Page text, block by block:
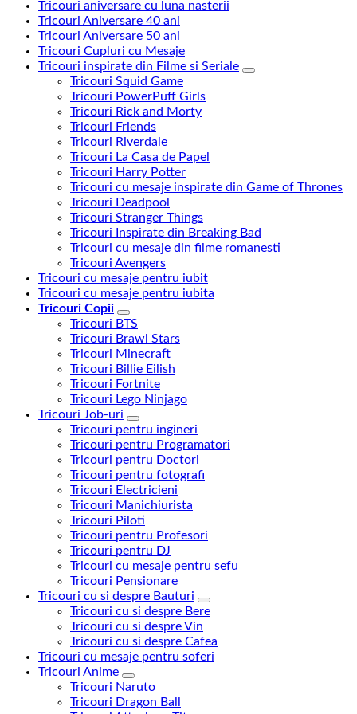
Tricouri aniversare cu luna nasterii
Tricouri Aniversare 40 ani
Tricouri Aniversare 50 ani
Tricouri Cupluri cu Mesaje
Tricouri inspirate din Filme si Seriale
Tricouri Squid Game
Tricouri PowerPuff Girls
Tricouri Rick and Morty
Tricouri Friends
Tricouri Riverdale
Tricouri La Casa de Papel
Tricouri Harry Potter
Tricouri cu mesaje inspirate din Game of Thrones
Tricouri Deadpool
Tricouri Stranger Things
Tricouri Inspirate din Breaking Bad
Tricouri cu mesaje din filme romanesti
Tricouri Avengers
Tricouri cu mesaje pentru iubit
Tricouri cu mesaje pentru iubita
Tricouri Copii
Tricouri BTS
Tricouri Brawl Stars
Tricouri Minecraft
Tricouri Billie Eilish
Tricouri Fortnite
Tricouri Lego Ninjago
Tricouri Job-uri
Tricouri pentru ingineri
Tricouri pentru Programatori
Tricouri pentru Doctori
Tricouri pentru fotografi
Tricouri Electricieni
Tricouri Manichiurista
Tricouri Piloti
Tricouri pentru Profesori
Tricouri pentru DJ
Tricouri cu mesaje pentru sefu
Tricouri Pensionare
Tricouri cu si despre Bauturi
Tricouri cu si despre Bere
Tricouri cu si despre Vin
Tricouri cu si despre Cafea
Tricouri cu mesaje pentru soferi
Tricouri Anime
Tricouri Naruto
Tricouri Dragon Ball